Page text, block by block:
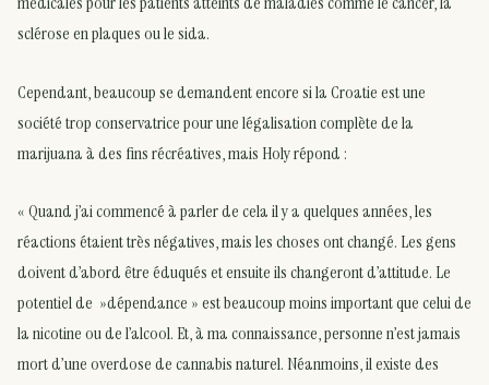
sclérose en plaques ou le sida.
Cependant, beaucoup se demandent encore si la Croatie est une
société trop conservatrice pour une légalisation complète de la
marijuana à des fins récréatives, mais Holy répond :
« Quand j’ai commencé à parler de cela il y a quelques années, les
réactions étaient très négatives, mais les choses ont changé. Les gens
doivent d’abord être éduqués et ensuite ils changeront d’attitude. Le
potentiel de »dépendance » est beaucoup moins important que celui de
la nicotine ou de l’alcool. Et, à ma connaissance, personne n’est jamais
mort d’une overdose de cannabis naturel. Néanmoins, il existe des